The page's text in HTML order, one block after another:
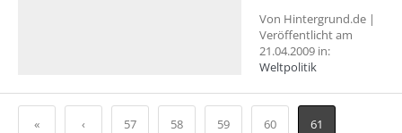
Von Hintergrund.de |
Veröffentlicht am
21.04.2009 in:
Weltpolitik
« ‹ 57 58 59 60 61